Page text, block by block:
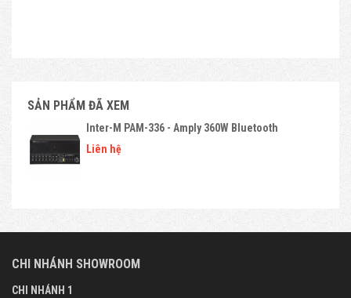
SẢN PHẨM ĐÃ XEM
Inter-M PAM-336 - Amply 360W Bluetooth
Liên hệ
CHI NHÁNH SHOWROOM
CHI NHÁNH 1